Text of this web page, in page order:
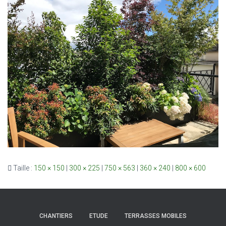
Taille : 150 × 150 | 300 × 225 | 750 × 563 | 360 × 240 | 800 × 600
CHANTIERS ETUDE TERRASSES MOBILES